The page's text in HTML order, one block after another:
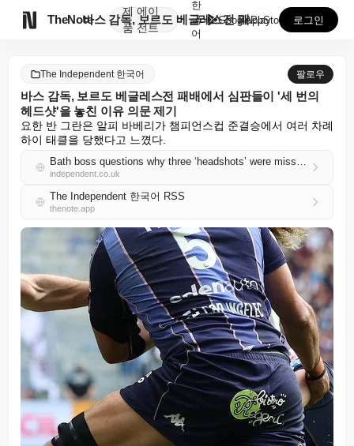
TheNote
제
품
에이
전트
바스 감독, 보르도 베글레스전 패배에서 심판들이 '세 ...
한
국
어
GooglePlay
AppStore 로그인
The Independent 한국어 팔로우
바스 감독, 보르도 베글레스전 패배에서 심판들이 '세 번의
헤드샷'을 놓친 이유 의문 제기
요한 반 그란은 알피 바베리가 챔피언스컵 준결승에서 여러 차례
하이 태클을 당했다고 느꼈다.
Bath boss questions why three ‘headshots’ were missed by officials in defeat to Bordeaux Begles
independent.co.uk
The Independent 한국어 RSS
thenote.app